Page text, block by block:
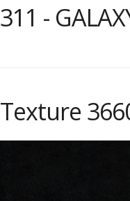
311 -
Texture